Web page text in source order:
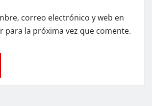
correo electrónico y web en
para la próxima vez que comente.